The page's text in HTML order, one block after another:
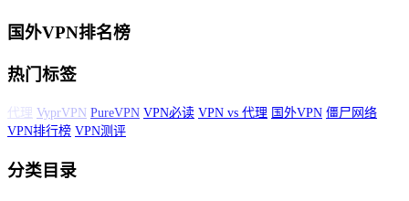
国外VPN排名榜
热门标签
美国VPN 代理 VyprVPN PureVPN VPN必读 VPN vs 代理 国外VPN
尸网络 VPN排行榜 VPN测评
分类目录